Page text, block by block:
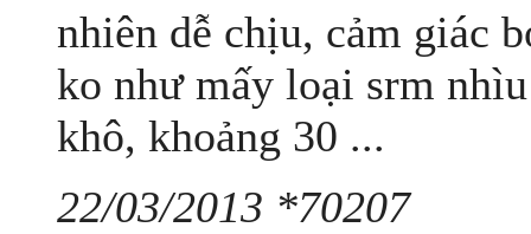
nhiên dễ chịu, cảm giác
ko như mấy loại srm
khô, khoảng 30 ...
22/03/2013 *70207